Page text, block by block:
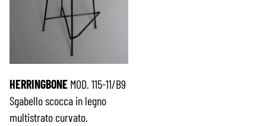
HERRINGBONE MOD. 115-11/B9
Sgabello scocca in legno
multistrato curvato.